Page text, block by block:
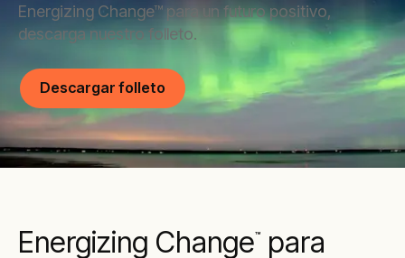
Energizing Change™ para un futuro positivo,
descarga nuestro folleto.
Descargar folleto
Energizing Change™
para